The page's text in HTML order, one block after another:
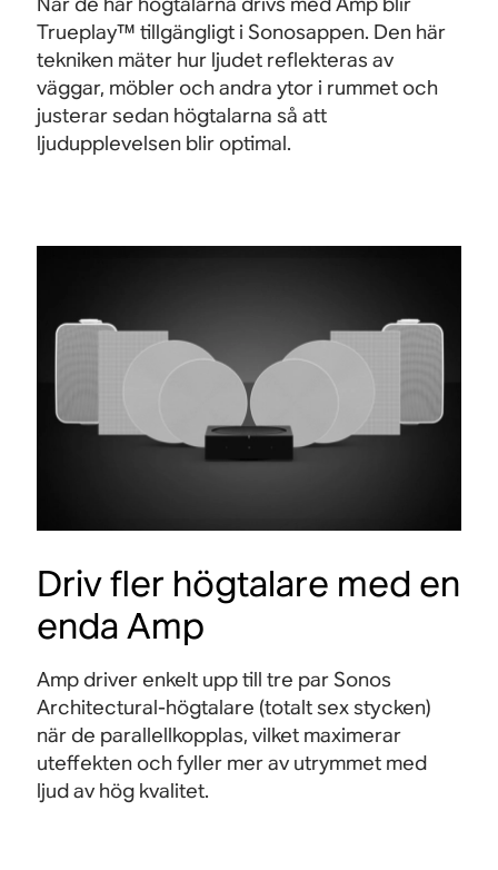
Trueplay™ tillgängligt i Sonosappen. Den här
tekniken mäter hur ljudet reflekteras av
väggar, möbler och andra ytor i rummet och
justerar sedan högtalarna så att
ljudupplevelsen blir optimal.
Driv fler högtalare med en
enda Amp
Amp driver enkelt upp till tre par Sonos
Architectural-högtalare (totalt sex stycken)
när de parallellkopplas, vilket maximerar
uteffekten och fyller mer av utrymmet med
ljud av hög kvalitet.